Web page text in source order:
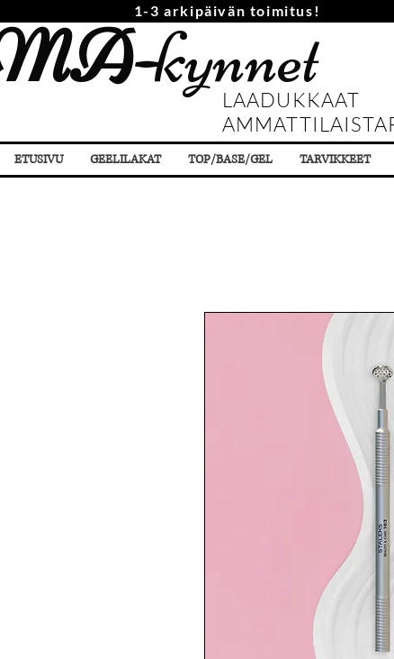
1-3 arkipäivän toimitus!
kynnet
LAADUKKAAT
ETUSIVU GEELILAKAT TOP/BASE/GEL TARVIKKEET